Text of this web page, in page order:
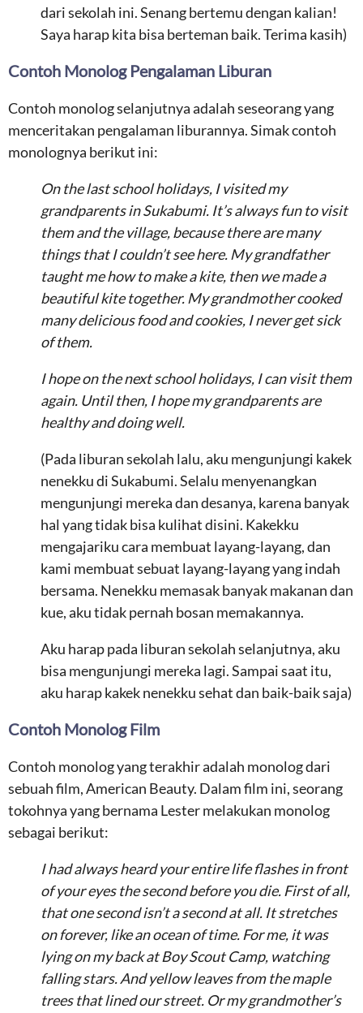
dari sekolah ini. Senang bertemu dengan kalian!
Saya harap kita bisa berteman baik. Terima kasih)
Contoh Monolog Pengalaman Liburan
Contoh monolog selanjutnya adalah seseorang yang
menceritakan pengalaman liburannya. Simak contoh
monolognya berikut ini:
On the last school holidays, I visited my
grandparents in Sukabumi. It’s always fun to visit
them and the village, because there are many
things that I couldn’t see here. My grandfather
taught me how to make a kite, then we made a
beautiful kite together. My grandmother cooked
many delicious food and cookies, I never get sick
of them.
I hope on the next school holidays, I can visit them
again. Until then, I hope my grandparents are
healthy and doing well.
(Pada liburan sekolah lalu, aku mengunjungi kakek
nenekku di Sukabumi. Selalu menyenangkan
mengunjungi mereka dan desanya, karena banyak
hal yang tidak bisa kulihat disini. Kakekku
mengajariku cara membuat layang-layang, dan
kami membuat sebuat layang-layang yang indah
bersama. Nenekku memasak banyak makanan dan
kue, aku tidak pernah bosan memakannya.
Aku harap pada liburan sekolah selanjutnya, aku
bisa mengunjungi mereka lagi. Sampai saat itu,
aku harap kakek nenekku sehat dan baik-baik saja)
Contoh Monolog Film
Contoh monolog yang terakhir adalah monolog dari
sebuah film, American Beauty. Dalam film ini, seorang
tokohnya yang bernama Lester melakukan monolog
sebagai berikut:
I had always heard your entire life flashes in front
of your eyes the second before you die. First of all,
that one second isn’t a second at all. It stretches
on forever, like an ocean of time. For me, it was
lying on my back at Boy Scout Camp, watching
falling stars. And yellow leaves from the maple
trees that lined our street. Or my grandmother’s